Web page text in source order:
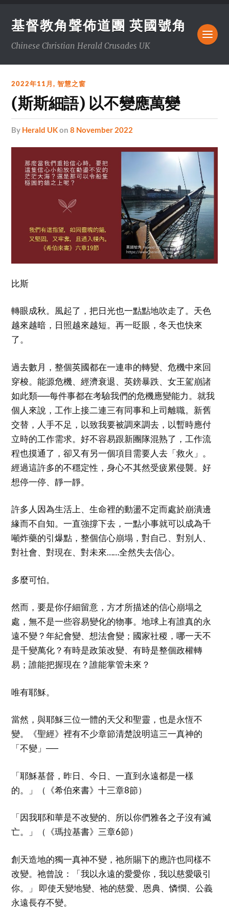
基督教角聲佈道團 英國號角
Chinese Christian Herald Crusades UK
2022年11月,智慧之窗
(斯斯細語) 以不變應萬變
by Herald UKon8 November 2022
比斯
轉眼成秋。風起了，把日光也一點點地吹走了。天色
越來越暗，日照越來越短。再一眨眼，冬天也快來
了。
過去數月，整個英國都在一連串的轉變、危機中來回
穿梭。能源危機、經濟衰退、英鎊暴跌、女王駕崩諸
如此類──每件事都在考驗我們的危機應變能力。就我
個人來說，工作上接二連三有同事和上司離職。新舊
交替，人手不足，以致我要被調來調去，以暫時應付
立時的工作需求。好不容易跟新團隊混熟了，工作流
程也摸通了，卻又有另一個項目需要人去「救火」。
經過這許多的不穩定性，身心不其然受疲累侵襲。好
想停一停、靜一靜。
許多人因為生活上、生命裡的動盪不定而處於崩潰邊
緣而不自知。一直強撐下去，一點小事就可以成為千
噸炸藥的引爆點，整個信心崩塌，對自己、對別人、
對社會、對現在、對未來……全然失去信心。
多麼可怕。
然而，要是你仔細留意，方才所描述的信心崩塌之
處，無不是一些容易變化的物事。地球上有誰真的永
遠不變？年紀會變、想法會變；國家社稷，哪一天不
是千變萬化？有時是政策改變、有時是整個政權轉
易；誰能把握現在？誰能掌管未來？
唯有耶穌。
當然，與耶穌三位一體的天父和聖靈，也是永恆不
變。《聖經》裡有不少章節清楚說明這三一真神的
「不變」──
「耶穌基督，昨日、今日、一直到永遠都是一樣
的。」（《希伯來書》十三章8節）
「因我耶和華是不改變的、所以你們雅各之子沒有滅
亡。」（《瑪拉基書》三章6節）
創天造地的獨一真神不變，祂所賜下的應許也同樣不
改變。祂曾說：「我以永遠的愛愛你，我以慈愛吸引
你。」 即使天變地變、祂的慈愛、恩典、憐憫、公義
永遠長存不變。